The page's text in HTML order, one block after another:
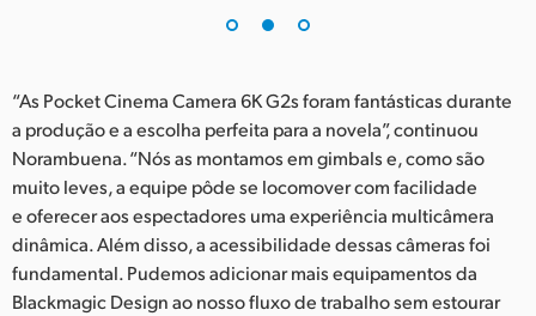
“As Pocket Cinema Camera 6K G2s foram fantásticas durante
a produção e a escolha perfeita para a novela”, continuou
Norambuena. “Nós as montamos em gimbals e, como são
muito leves, a equipe pôde se locomover com facilidade
e oferecer aos espectadores uma experiência multicâmera
dinâmica. Além disso, a acessibilidade dessas câmeras foi
fundamental. Pudemos adicionar mais equipamentos da
Blackmagic Design ao nosso fluxo de trabalho sem estourar